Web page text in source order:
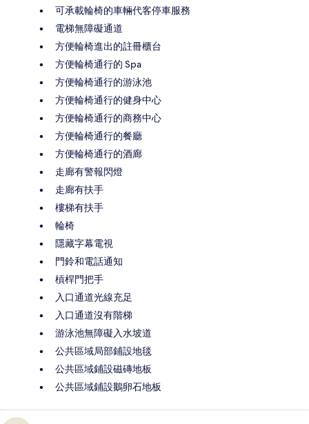
可承載輪椅的車輛代客停車服務
電梯無障礙通道
方便輪椅進出的註冊櫃台
方便輪椅通行的 Spa
方便輪椅通行的游泳池
方便輪椅通行的健身中心
方便輪椅通行的商務中心
方便輪椅通行的餐廳
方便輪椅通行的酒廊
走廊有警報閃燈
走廊有扶手
樓梯有扶手
輪椅
隱藏字幕電視
門鈴和電話通知
槓桿門把手
入口通道光線充足
入口通道沒有階梯
游泳池無障礙入水坡道
公共區域局部鋪設地毯
公共區域鋪設磁磚地板
公共區域鋪設鵝卵石地板